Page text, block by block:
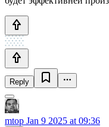
Reply
mtop Jan 9 2025 at 09:36